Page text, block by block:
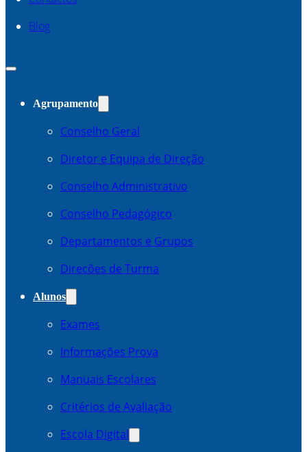
Blog
Agrupamento
Conselho Geral
Diretor e Equipa de Direção
Conselho Administrativo
Conselho Pedagógico
Departamentos e Grupos
Direcões de Turma
Alunos
Exames
Informações Prova
Manuais Escolares
Critérios de Avaliação
Escola Digital